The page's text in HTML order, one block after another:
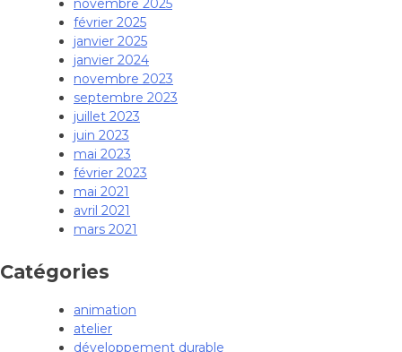
novembre 2025
février 2025
janvier 2025
janvier 2024
novembre 2023
septembre 2023
juillet 2023
juin 2023
mai 2023
février 2023
mai 2021
avril 2021
mars 2021
Catégories
animation
atelier
développement durable